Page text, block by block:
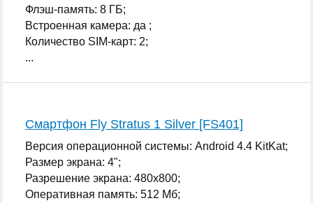
Флэш-память: 8 ГБ;
Встроенная камера: да ;
Количество SIM-карт: 2;
...
Смартфон Fly Stratus 1 Silver [FS401]
Версия операционной системы: Android 4.4 KitKat;
Размер экрана: 4";
Разрешение экрана: 480x800;
Оперативная память: 512 Мб;